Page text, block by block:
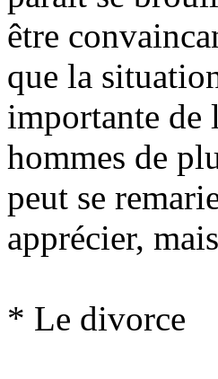
être
que la
importante de
hommes de
peut se
apprécier,
* Le divorce